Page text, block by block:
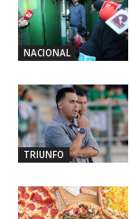
NACIONAL
TRIUNFO